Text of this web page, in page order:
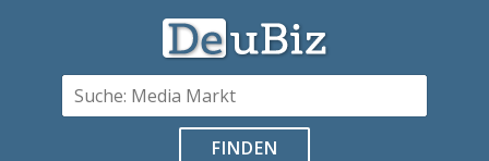
FINDEN